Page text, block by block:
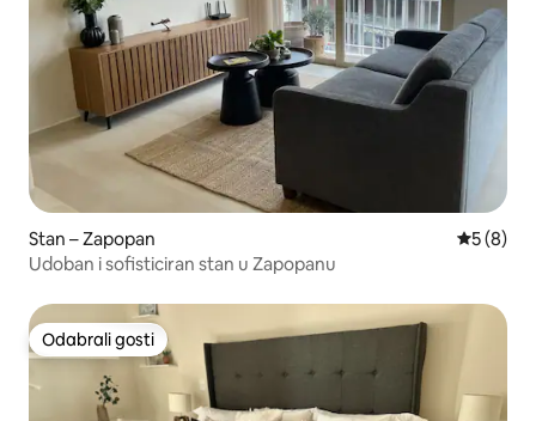
Stan – Zapopan
5 (8)
Udoban i sofisticiran stan u Zapopanu
Odabrali gosti
Odabrali gosti